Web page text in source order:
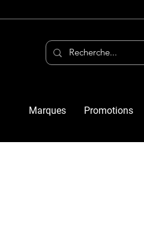
Marques Promotions